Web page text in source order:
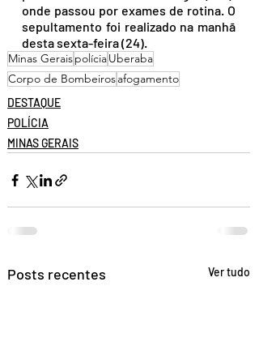
onde passou por exames de rotina. O
sepultamento foi realizado na manhã
desta sexta-feira (24).
Minas GeraispolíciaUberaba
Corpo de Bombeirosafogamento
DESTAQUE
POLÍCIA
MINAS GERAIS
Posts recentes Ver tudo